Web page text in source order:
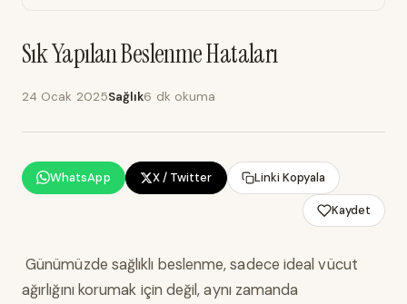
Sık Yapılan Beslenme Hataları
24 Ocak 2025Sağlık6 dk okuma
WhatsApp X / Twitter Linki Kopyala
Kaydet
Günümüzde sağlıklı beslenme, sadece ideal vücut
ağırlığını korumak için değil, aynı zamanda